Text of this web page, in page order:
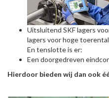
Uitsluitend SKF lagers
lagers voor hoge
En tenslotte is er:
Een doorgedreven
Hierdoor bieden wij dan ook